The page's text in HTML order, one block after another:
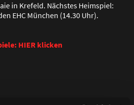
in Krefeld. Nächstes Heimspiel:
EHC München (14.30 Uhr).
HIER klicken